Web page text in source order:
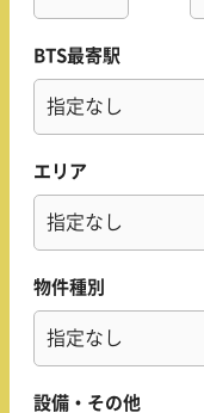
BTS最寄駅
エリア
物件種別
設備・その他